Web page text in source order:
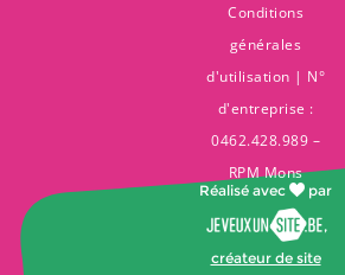
Conditions
générales
d'utilisation | N°
d'entreprise :
0462.428.989 –
RPM Mons
Réalisé avec par
,
créateur de site